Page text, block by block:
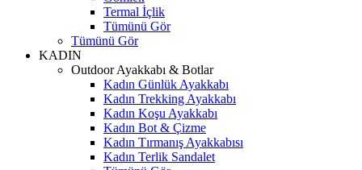
Termal İçlik
Tümünü Gör
Tümünü Gör
KADIN
Outdoor Ayakkabı & Botlar
Kadın Günlük Ayakkabı
Kadın Trekking Ayakkabı
Kadın Koşu Ayakkabı
Kadın Bot & Çizme
Kadın Tırmanış Ayakkabısı
Kadın Terlik Sandalet